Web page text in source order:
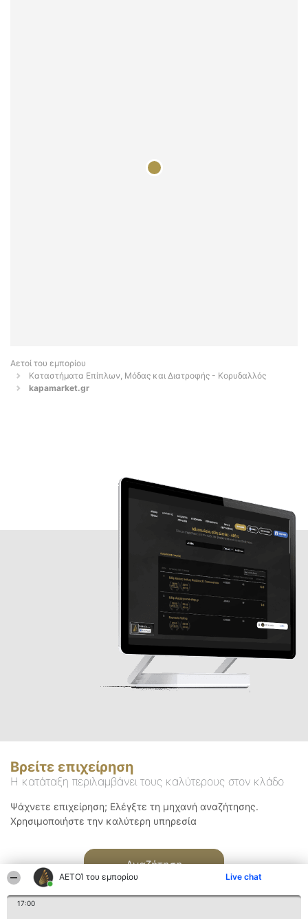
ΑΕΤΟΊ του εμπορίου Live chat
17:00
Αετοί του εμπορίου
Καταστήματα Επίπλων, Μόδας και Διατροφής - Κορυδαλλός
kapamarket.gr
Βρείτε επιχείρηση
Η κατάταξη περιλαμβάνει τους καλύτερους στον κλάδο
Ψάχνετε επιχείρηση; Ελέγξτε τη μηχανή αναζήτησης.
Χρησιμοποιήστε την καλύτερη υπηρεσία
Αναζήτηση